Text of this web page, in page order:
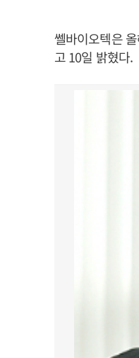
쎌바이오텍은
고 10일 밝혔다.